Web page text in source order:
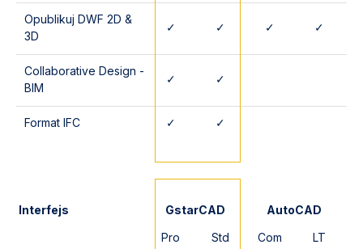
Opublikuj DWF 2D &
3D
✓ ✓ ✓ ✓
Collaborative Design -
BIM
✓ ✓
Format IFC ✓ ✓
Interfejs GstarCAD
AutoCAD
Pro
Std Com LT